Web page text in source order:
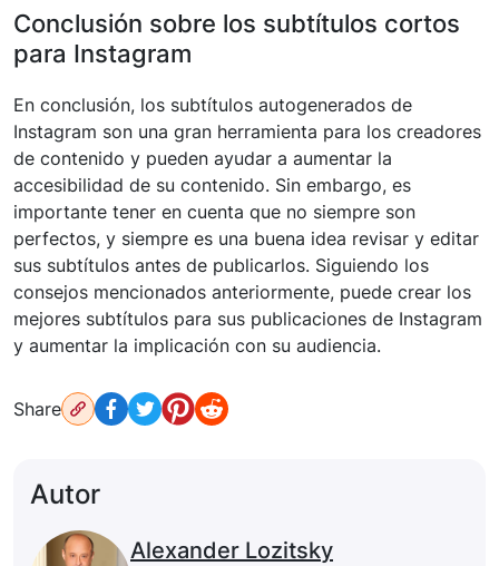
Conclusión sobre los subtítulos cortos
para Instagram
En conclusión, los subtítulos autogenerados de
Instagram son una gran herramienta para los creadores
de contenido y pueden ayudar a aumentar la
accesibilidad de su contenido. Sin embargo, es
importante tener en cuenta que no siempre son
perfectos, y siempre es una buena idea revisar y editar
sus subtítulos antes de publicarlos. Siguiendo los
consejos mencionados anteriormente, puede crear los
mejores subtítulos para sus publicaciones de Instagram
y aumentar la implicación con su audiencia.
Share
Autor
Alexander Lozitsky